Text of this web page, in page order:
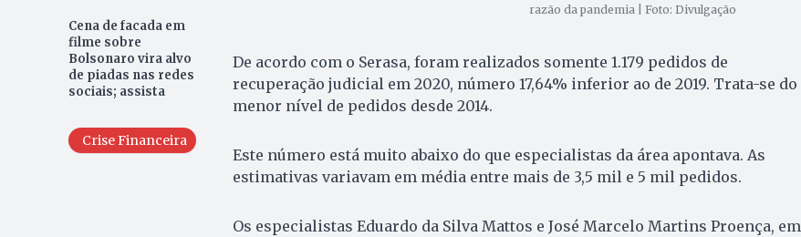
Cena de facada em
filme sobre
Bolsonaro vira alvo
de piadas nas redes
sociais; assista
Crise Financeira
razão da pandemia | Foto: Divulgação
De acordo com o Serasa, foram realizados somente 1.179 pedidos de
recuperação judicial em 2020, número 17,64% inferior ao de 2019. Trata-se do
menor nível de pedidos desde 2014.
Este número está muito abaixo do que especialistas da área apontava. As
estimativas variavam em média entre mais de 3,5 mil e 5 mil pedidos.
Os especialistas Eduardo da Silva Mattos e José Marcelo Martins Proença, em